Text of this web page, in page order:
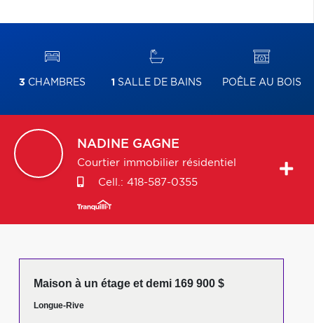
3 CHAMBRES 1 SALLE DE BAINS POÊLE AU BOIS
NADINE GAGNE
Courtier immobilier résidentiel
Cell.: 418-587-0355
Maison à un étage et demi 169 900 $
Longue-Rive